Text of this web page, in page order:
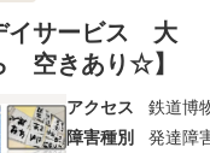
イサービス 大
空きあり☆】
アクセス
鉄道博
障害種別
発達障